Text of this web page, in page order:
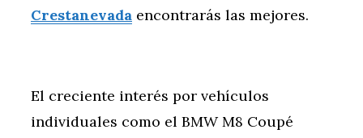
Crestanevada encontrarás las mejores.
El creciente interés por vehículos
individuales como el BMW M8 Coupé